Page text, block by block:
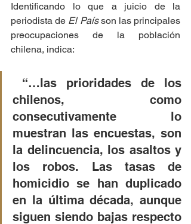
Identificando lo que a juicio de la
periodista de El País son las principales
preocupaciones de la población
chilena, indica:
“…las prioridades de los
chilenos, como
consecutivamente lo
muestran las encuestas, son
la delincuencia, los asaltos y
los robos. Las tasas de
homicidio se han duplicado
en la última década, aunque
siguen siendo bajas respecto